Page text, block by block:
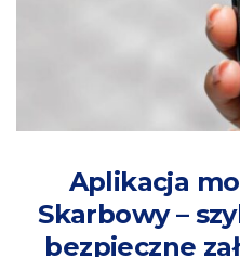
Aplikacja
Skarbowy –
bezpieczne